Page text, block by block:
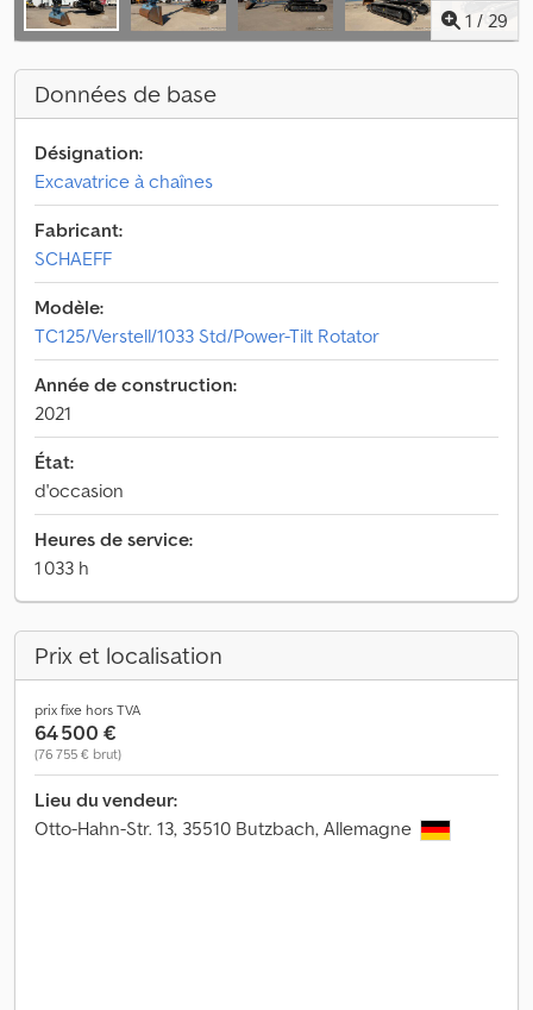
1 / 29
Données de base
Désignation:
Excavatrice à chaînes
Fabricant:
SCHAEFF
Modèle:
TC125/Verstell/1033 Std/Power-Tilt Rotator
Année de construction:
2021
État:
d'occasion
Heures de service:
1 033 h
Prix et localisation
prix fixe hors TVA
64 500 €
(76 755 € brut)
Lieu du vendeur:
Otto-Hahn-Str. 13, 35510 Butzbach, Allemagne